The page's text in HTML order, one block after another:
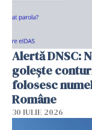
Alertă DNSC:
golește
folosesc
Române
30 IULIE 2026